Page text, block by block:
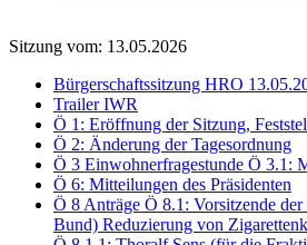
Sitzung vom: 13.05.2026
Bürgerschaftssitzung HRO
Trailer IWR
Ö 1: Eröffnung der Sitzung,
Ö 2: Änderung der Tagesordnung
Ö 3 Einwohnerfragestunde Ö 3.1:
Ö 6: Mitteilungen des Präsidenten
Ö 8 Anträge Ö 8.1: Vorsitzende
Bund) Reduzierung von